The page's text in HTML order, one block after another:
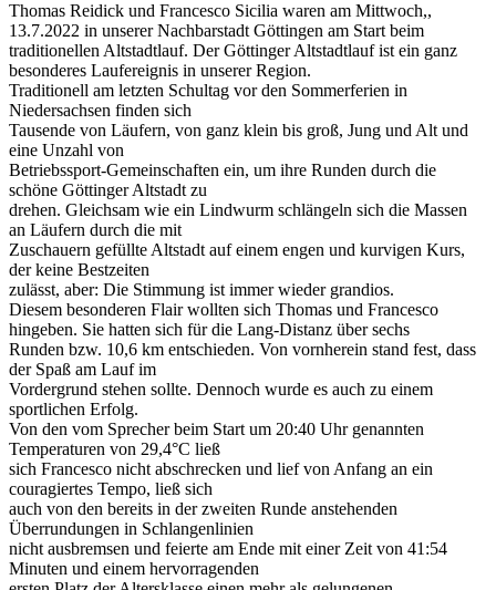
Thomas Reidick und Francesco Sicilia waren am Mittwoch,,
13.7.2022 in unserer Nachbarstadt Göttingen am Start beim
traditionellen Altstadtlauf. Der Göttinger Altstadtlauf ist ein ganz
besonderes Laufereignis in unserer Region.
Traditionell am letzten Schultag vor den Sommerferien in
Niedersachsen finden sich
Tausende von Läufern, von ganz klein bis groß, Jung und Alt und
eine Unzahl von
Betriebssport-Gemeinschaften ein, um ihre Runden durch die
schöne Göttinger Altstadt zu
drehen. Gleichsam wie ein Lindwurm schlängeln sich die Massen
an Läufern durch die mit
Zuschauern gefüllte Altstadt auf einem engen und kurvigen Kurs,
der keine Bestzeiten
zulässt, aber: Die Stimmung ist immer wieder grandios.
Diesem besonderen Flair wollten sich Thomas und Francesco
hingeben. Sie hatten sich für die Lang-Distanz über sechs
Runden bzw. 10,6 km entschieden. Von vornherein stand fest, dass
der Spaß am Lauf im
Vordergrund stehen sollte. Dennoch wurde es auch zu einem
sportlichen Erfolg.
Von den vom Sprecher beim Start um 20:40 Uhr genannten
Temperaturen von 29,4°C ließ
sich Francesco nicht abschrecken und lief von Anfang an ein
couragiertes Tempo, ließ sich
auch von den bereits in der zweiten Runde anstehenden
Überrundungen in Schlangenlinien
nicht ausbremsen und feierte am Ende mit einer Zeit von 41:54
Minuten und einem hervorragenden